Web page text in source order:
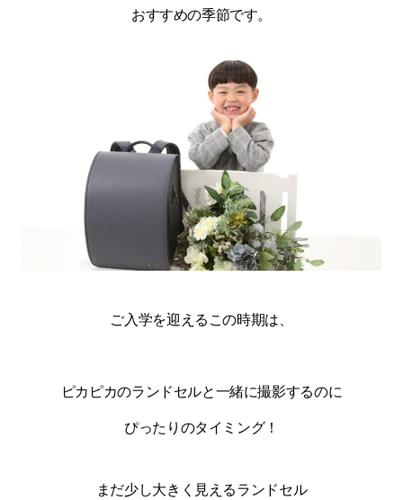
おすすめの季節です。
ご入学を迎えるこの時期は、
ピカピカのランドセルと一緒に撮影するのに
ぴったりのタイミング！
まだ少し大きく見えるランドセル